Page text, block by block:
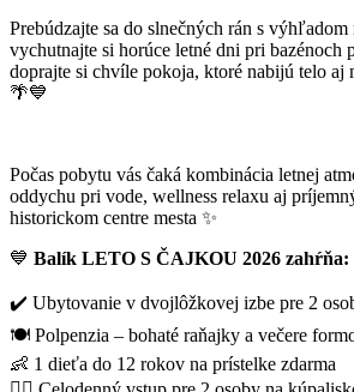
Prebúdzajte sa do slnečných rán s
vychutnajte si horúce letné dni pri bazénoch
doprajte si chvíle pokoja, ktoré nabijú telo aj
🌴💙
Počas pobytu vás čaká kombinácia letnej
oddychu pri vode, wellness relaxu aj
historickom centre mesta ✨
💙 Balík LETO S ČAJKOU 2026 zahŕňa:
✔️ Ubytovanie v dvojlôžkovej izbe pre 2
🍽️ Polpenzia – bohaté raňajky a večere
👶 1 dieťa do 12 rokov na prístelke zdarma